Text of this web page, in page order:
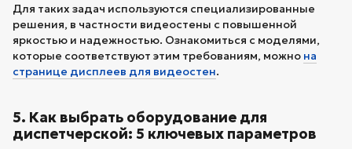
Для таких задач используются специализированные
решения, в частности видеостены с повышенной
яркостью и надежностью. Ознакомиться с моделями,
которые соответствуют этим требованиям, можно на
странице дисплеев для видеостен.
5. Как выбрать оборудование для
диспетчерской: 5 ключевых параметров